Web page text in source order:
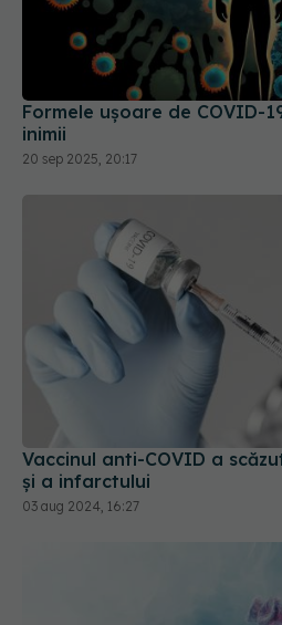
Formele ușoare de COVID-
20 sep 2025, 20:17
Vaccinul anti-COVID a